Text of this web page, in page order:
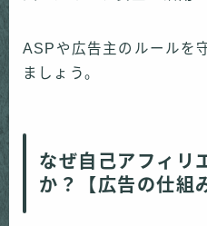
ASPや広告主のルールを
ましょう。
なぜ自己アフィリ
か？【広告の仕組